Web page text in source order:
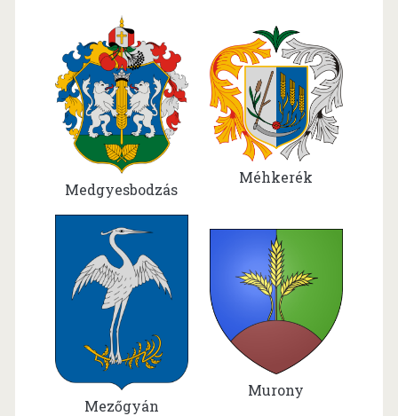
Medgyesbodzás
Méhkerék
Mezőgyán
Murony